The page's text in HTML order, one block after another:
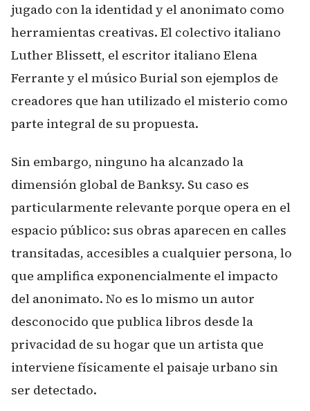
jugado con la identidad y el anonimato como
herramientas creativas. El colectivo italiano
Luther Blissett, el escritor italiano Elena
Ferrante y el músico Burial son ejemplos de
creadores que han utilizado el misterio como
parte integral de su propuesta.
Sin embargo, ninguno ha alcanzado la
dimensión global de Banksy. Su caso es
particularmente relevante porque opera en el
espacio público: sus obras aparecen en calles
transitadas, accesibles a cualquier persona, lo
que amplifica exponencialmente el impacto
del anonimato. No es lo mismo un autor
desconocido que publica libros desde la
privacidad de su hogar que un artista que
interviene físicamente el paisaje urbano sin
ser detectado.